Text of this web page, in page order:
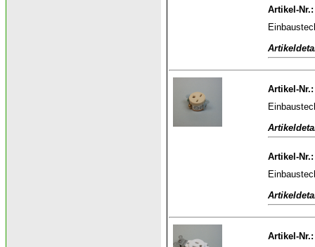
Artikel-Nr.:
Artikel-Nr.:
Artikel-Nr.:
Artikel-Nr.: